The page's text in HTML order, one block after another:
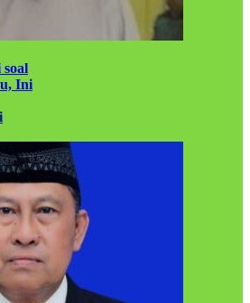
Ini